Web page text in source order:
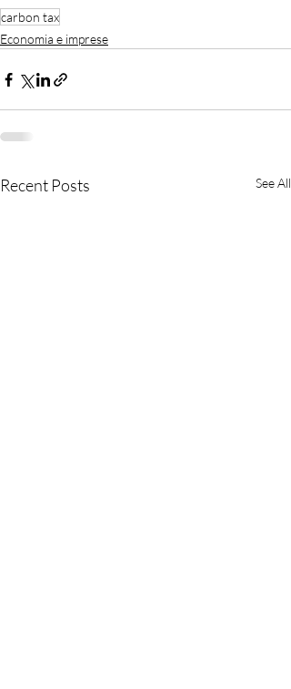
carbon tax
Economia e imprese
Recent Posts See All